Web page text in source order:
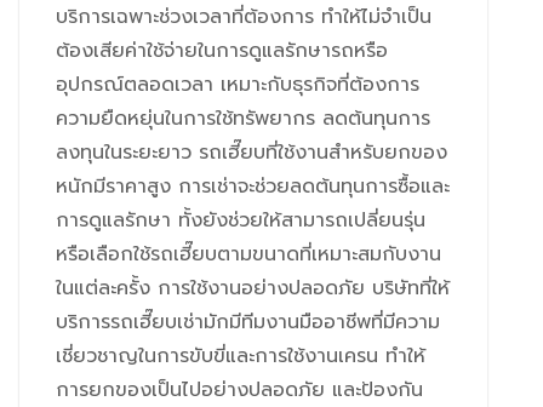
บริการเฉพาะช่วงเวลาที่ต้องการ ทำให้ไม่จำเป็น
ต้องเสียค่าใช้จ่ายในการดูแลรักษารถหรือ
อุปกรณ์ตลอดเวลา เหมาะกับธุรกิจที่ต้องการ
ความยืดหยุ่นในการใช้ทรัพยากร ลดต้นทุนการ
ลงทุนในระยะยาว รถเฮี๊ยบที่ใช้งานสำหรับยกของ
หนักมีราคาสูง การเช่าจะช่วยลดต้นทุนการซื้อและ
การดูแลรักษา ทั้งยังช่วยให้สามารถเปลี่ยนรุ่น
หรือเลือกใช้รถเฮี๊ยบตามขนาดที่เหมาะสมกับงาน
ในแต่ละครั้ง การใช้งานอย่างปลอดภัย บริษัทที่ให้
บริการรถเฮี๊ยบเช่ามักมีทีมงานมืออาชีพที่มีความ
เชี่ยวชาญในการขับขี่และการใช้งานเครน ทำให้
การยกของเป็นไปอย่างปลอดภัย และป้องกัน